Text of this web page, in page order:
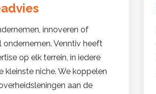
innoveren of
ondernemen. Venntiv heeft
op elk terrein, in iedere
kleinste niche. We koppelen
aan de